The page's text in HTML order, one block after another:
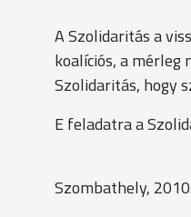
A Szolidaritás a
koalíciós, a
Szolidaritás, hogy
E feladatra a
Szombathely,